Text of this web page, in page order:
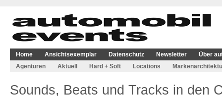
Home Ansichtsexemplar Datenschutz Newsletter
Über
Agenturen
Aktuell Hard + Soft Locations
Sounds, Beats und Tracks in den